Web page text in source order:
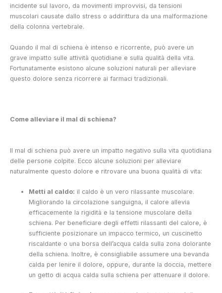
incidente sul lavoro, da movimenti improvvisi, da tensioni
muscolari causate dallo stress o addirittura da una malformazione
della colonna vertebrale.
Quando il mal di schiena è intenso e ricorrente, può avere un
grave impatto sulle attività quotidiane e sulla qualità della vita.
Fortunatamente esistono alcune soluzioni naturali per alleviare
questo dolore senza ricorrere ai farmaci tradizionali.
Come alleviare il mal di schiena?
Il mal di schiena può avere un impatto negativo sulla vita quotidiana
delle persone colpite. Ecco alcune soluzioni per alleviare
naturalmente questo dolore e ritrovare una buona qualità di vita:
Metti al caldo: il caldo è un vero rilassante muscolare.
Migliorando la circolazione sanguigna, il calore allevia
efficacemente la rigidità e la tensione muscolare della
schiena. Per beneficiare degli effetti rilassanti del calore, è
sufficiente posizionare un impacco termico, un cuscinetto
riscaldante o una borsa dell’acqua calda sulla zona dolorante
della schiena. Inoltre, è consigliabile assumere una bevanda
calda per lenire il dolore, oppure, durante la doccia, mettere
un getto di acqua calda sulla schiena per attenuare il dolore.